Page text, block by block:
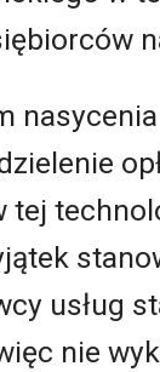
tej
usług
nie